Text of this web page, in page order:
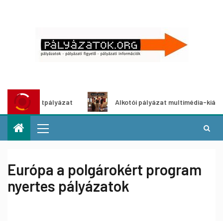
ötletpályázat Alkotói pályázat multimédia-kiállításhoz
Európa a polgárokért program
nyertes pályázatok